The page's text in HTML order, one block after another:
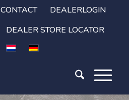
CONTACT
DEALERLOGIN
DEALER STORE LOCATOR